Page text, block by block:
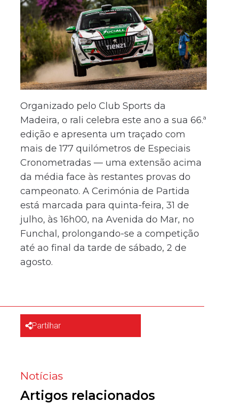
Organizado pelo Club Sports da
Madeira, o rali celebra este ano a sua 66.ª
edição e apresenta um traçado com
mais de 177 quilómetros de Especiais
Cronometradas — uma extensão acima
da média face às restantes provas do
campeonato. A Cerimónia de Partida
está marcada para quinta-feira, 31 de
julho, às 16h00, na Avenida do Mar, no
Funchal, prolongando-se a competição
até ao final da tarde de sábado, 2 de
agosto.
Partilhar
Notícias
Artigos relacionados